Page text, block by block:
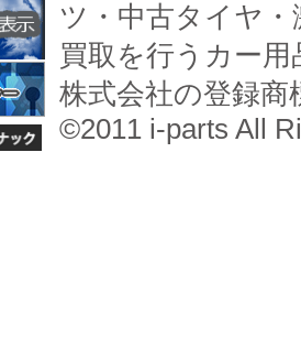
ツ・中古タイヤ
買取を行うカー
株式会社の登録商
©2011 i-parts All